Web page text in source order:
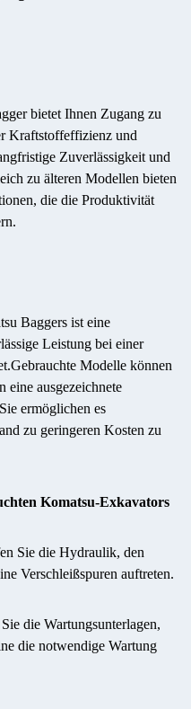
bietet Ihnen Zugang zu
Kraftstoffeffizienz und
Zuverlässigkeit und
zu älteren Modellen bieten
die die Produktivität
Baggers ist eine
Leistung bei einer
Modelle können
eine ausgezeichnete
ermöglichen es
zu geringeren Kosten zu
Komatsu-Exkavators
Sie die Hydraulik, den
Verschleißspuren auftreten.
die Wartungsunterlagen,
die notwendige Wartung